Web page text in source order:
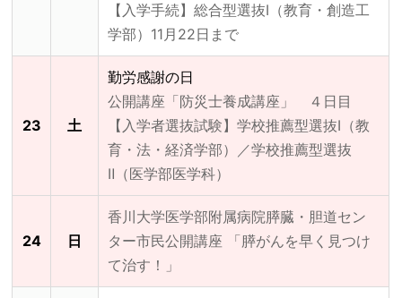
【入学手続】総合型選抜Ⅰ（教育・創造工
学部）11月22日まで
23 土
勤労感謝の日
公開講座「防災士養成講座」 ４日目
【入学者選抜試験】学校推薦型選抜Ⅰ（教
育・法・経済学部）／学校推薦型選抜
Ⅱ（医学部医学科）
24 日
香川大学医学部附属病院膵臓・胆道セン
ター市民公開講座 「膵がんを早く見つけ
て治す！」